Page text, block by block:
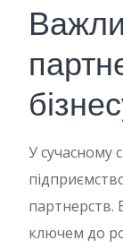
У сучасному
партнерств.
ключем до